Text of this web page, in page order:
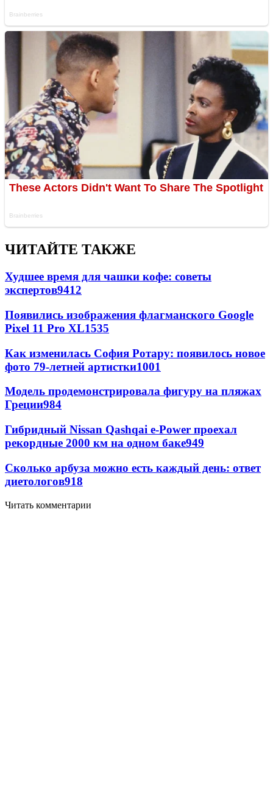
ЧИТАЙТЕ ТАКЖЕ
Худшее время для чашки кофе: советы
экспертов9412
Появились изображения флагманского Google
Pixel 11 Pro XL1535
Как изменилась София Ротару: появилось новое
фото 79-летней артистки1001
Модель продемонстрировала фигуру на пляжах
Греции984
Гибридный Nissan Qashqai e-Power проехал
рекордные 2000 км на одном баке949
Сколько арбуза можно есть каждый день: ответ
диетологов918
Читать комментарии